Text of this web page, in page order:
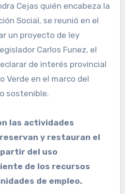
Social, se reunió en el
un proyecto de ley
Carlos Funez, el
de interés provincial
Verde en el marco del
sostenible.
las actividades
y restauran el
del uso
de los recursos
de empleo.